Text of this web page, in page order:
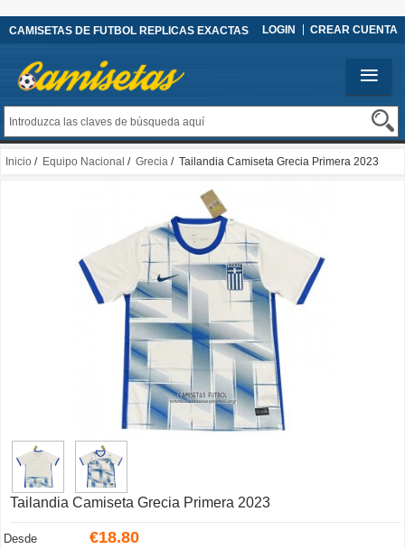
CAMISETAS DE FUTBOL REPLICAS EXACTAS LOGIN CREAR CUENTA
Inicio / Equipo Nacional / Grecia / Tailandia Camiseta Grecia Primera 2023
Tailandia Camiseta Grecia Primera 2023
Desde €18.80